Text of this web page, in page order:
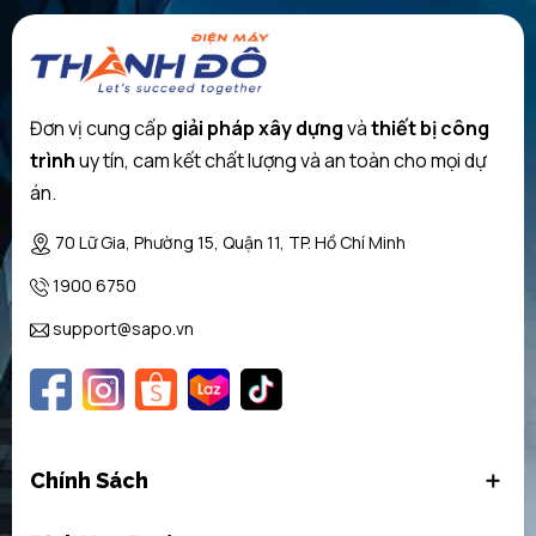
ExtraDry – Chức năng Extra Dry giúp đĩa nhựa của bạn khô hoàn
Hỗ trợ định lượng được sử dụng trên máy rửa bát Bosch
Đơn vị cung cấp giải pháp xây dựngvàthiết bị công
trìnhuy tín, cam kết chất lượng và an toàn cho mọi dự
án.
70 Lữ Gia, Phường 15, Quận 11, TP. Hồ Chí Minh
1900 6750
support@sapo.vn
Chính Sách